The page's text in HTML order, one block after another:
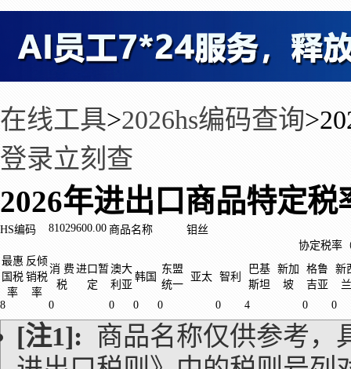
在线工具>2026hs编码查询>
登录立刻查
2026年进出口商品特定税
HS编码 81029600.00 商品名称
钼丝
协定税率
最惠
国税
率
反倾
销税
率
消 费
税
进口暂
定
澳大
利亚
韩国
东盟
统一
亚太 智利
巴基
斯坦
新加
坡
格鲁
吉亚
新
兰
8
0 0 0 0 0 4 0 0
[注1]: 商品名称仅供参考，